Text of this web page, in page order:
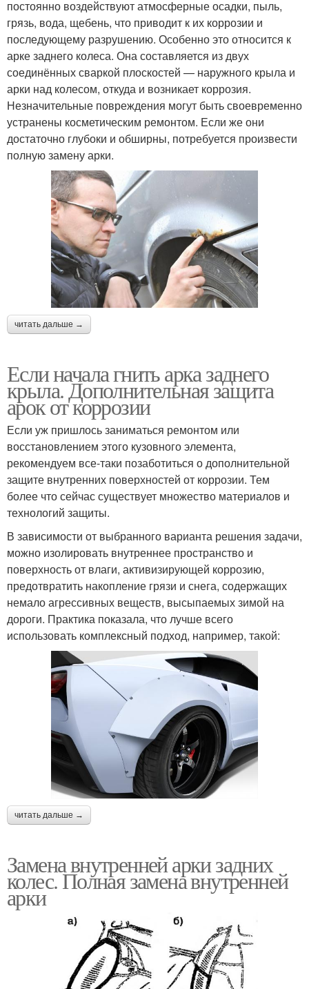
постоянно воздействуют атмосферные осадки, пыль,
грязь, вода, щебень, что приводит к их коррозии и
последующему разрушению. Особенно это относится к
арке заднего колеса. Она составляется из двух
соединённых сваркой плоскостей — наружного крыла и
арки над колесом, откуда и возникает коррозия.
Незначительные повреждения могут быть своевременно
устранены косметическим ремонтом. Если же они
достаточно глубоки и обширны, потребуется произвести
полную замену арки.
читать дальше →
Если начала гнить арка заднего
крыла. Дополнительная защита
арок от коррозии
Если уж пришлось заниматься ремонтом или
восстановлением этого кузовного элемента,
рекомендуем все-таки позаботиться о дополнительной
защите внутренних поверхностей от коррозии. Тем
более что сейчас существует множество материалов и
технологий защиты.
В зависимости от выбранного варианта решения задачи,
можно изолировать внутреннее пространство и
поверхность от влаги, активизирующей коррозию,
предотвратить накопление грязи и снега, содержащих
немало агрессивных веществ, высыпаемых зимой на
дороги. Практика показала, что лучше всего
использовать комплексный подход, например, такой:
читать дальше →
Замена внутренней арки задних
колес. Полная замена внутренней
арки